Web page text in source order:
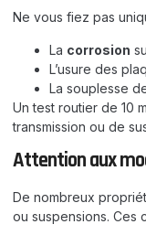
Ne vous fiez pas
La corrosion
L’usure des
La souplesse
Un test routier de 10
transmission ou de
Attention aux
De nombreux
ou suspensions. Ces